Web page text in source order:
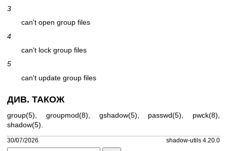
3
can't open group files
4
can't lock group files
5
can't update group files
ДИВ. ТАКОЖ
group(5), groupmod(8), gshadow(5), passwd(5), pwck(8),
shadow(5).
30/07/2026 shadow-utils 4.20.0